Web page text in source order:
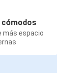
más espacio